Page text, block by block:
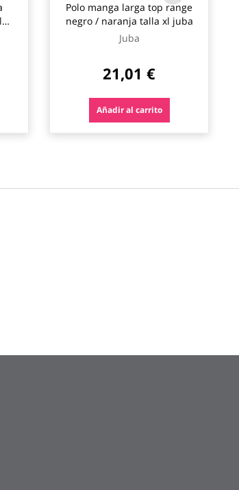
Polo manga larga top range
negro / naranja talla xl juba
Juba
21,01 €
Añadir al carrito